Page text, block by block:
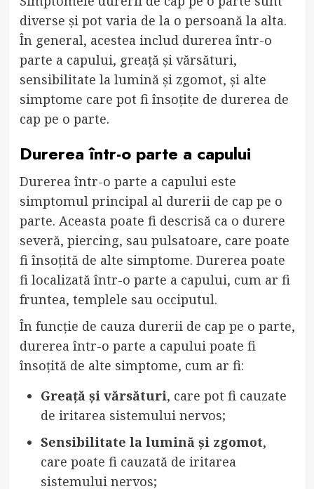
diverse și pot varia de la o persoană la alta.
În general, acestea includ durerea într-o
parte a capului, greață și vărsături,
sensibilitate la lumină și zgomot, și alte
simptome care pot fi însoțite de durerea de
cap pe o parte.
Durerea într-o parte a capului
Durerea într-o parte a capului este
simptomul principal al durerii de cap pe o
parte. Aceasta poate fi descrisă ca o durere
severă, piercing, sau pulsatoare, care poate
fi însoțită de alte simptome. Durerea poate
fi localizată într-o parte a capului, cum ar fi
fruntea, templele sau occiputul.
În funcție de cauza durerii de cap pe o parte,
durerea într-o parte a capului poate fi
însoțită de alte simptome, cum ar fi:
Greață și vărsături, care pot fi cauzate
de iritarea sistemului nervos;
Sensibilitate la lumină și zgomot,
care poate fi cauzată de iritarea
sistemului nervos;